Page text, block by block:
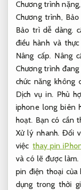
Chương trình nặng,
Chương trình,
Bảo trì dễ dàng.
điều hành và
Nâng cấp. Nâng
Chương trình
chức năng không
Dịch vụ in. Phù
iphone long biên
hoạt. Bạn có cần
Xử lý nhanh. Đối
việc thay pin
và có lẽ được làm.
pin điện thoại của
dụng trong thời